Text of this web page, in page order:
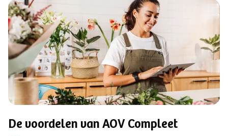
De voordelen van AOV Compleet